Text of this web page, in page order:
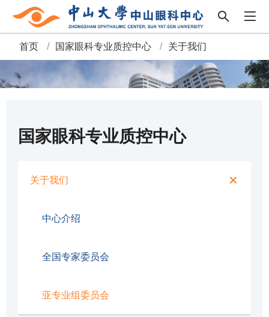
面
包
首页 / 国家眼科专业质控中心 / 关于我们
国家眼科专业质控中心
关于我们
中心介绍
全国专家委员会
亚专业组委员会